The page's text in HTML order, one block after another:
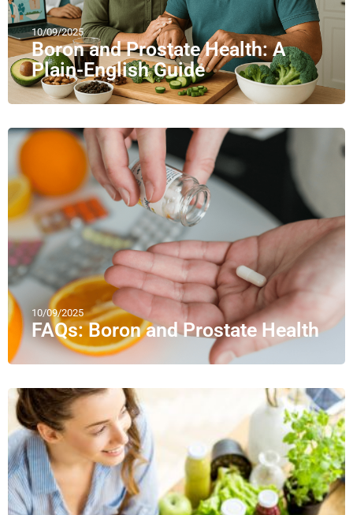
10/09/2025
Boron and Prostate Health: A
Plain-English Guide
10/09/2025
FAQs: Boron and Prostate Health